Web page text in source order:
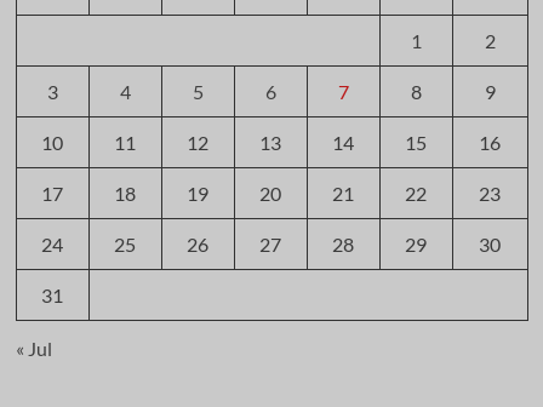
1 2
3 4 5 6 7 8 9
10 11 12 13 14 15 16
17 18 19 20 21 22 23
24 25 26 27 28 29 30
31
« Jul